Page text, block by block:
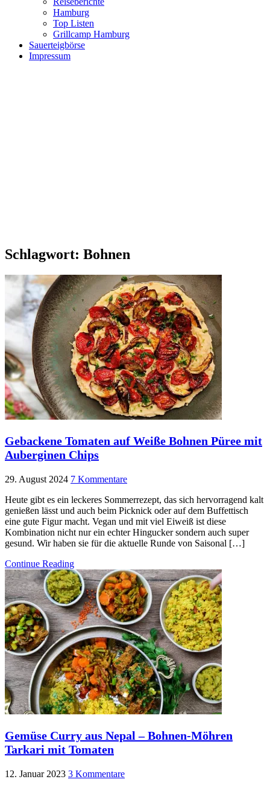
Hamburg
Top Listen
Grillcamp Hamburg
Sauerteigbörse
Impressum
Schlagwort: Bohnen
Gebackene Tomaten auf Weiße Bohnen Püree mit
Auberginen Chips
29. August 2024 7 Kommentare
Heute gibt es ein leckeres Sommerrezept, das sich hervorragend kalt
genießen lässt und auch beim Picknick oder auf dem Buffettisch
eine gute Figur macht. Vegan und mit viel Eiweiß ist diese
Kombination nicht nur ein echter Hingucker sondern auch super
gesund. Wir haben sie für die aktuelle Runde von Saisonal […]
Continue Reading
Gemüse Curry aus Nepal – Bohnen-Möhren
Tarkari mit Tomaten
12. Januar 2023 3 Kommentare